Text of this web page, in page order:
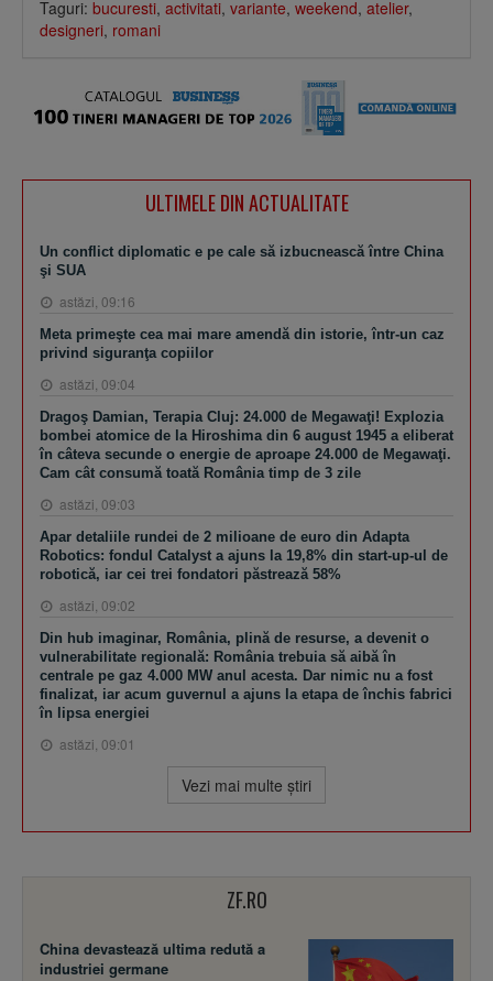
Taguri: bucuresti, activitati, variante, weekend, atelier,
designeri, romani
ULTIMELE DIN ACTUALITATE
Un conflict diplomatic e pe cale să izbucnească între China
şi SUA
astăzi, 09:16
Meta primeşte cea mai mare amendă din istorie, într-un caz
privind siguranţa copiilor
astăzi, 09:04
Dragoş Damian, Terapia Cluj: 24.000 de Megawaţi! Explozia
bombei atomice de la Hiroshima din 6 august 1945 a eliberat
în câteva secunde o energie de aproape 24.000 de Megawaţi.
Cam cât consumă toată România timp de 3 zile
astăzi, 09:03
Apar detaliile rundei de 2 milioane de euro din Adapta
Robotics: fondul Catalyst a ajuns la 19,8% din start-up-ul de
robotică, iar cei trei fondatori păstrează 58%
astăzi, 09:02
Din hub imaginar, România, plină de resurse, a devenit o
vulnerabilitate regională: România trebuia să aibă în
centrale pe gaz 4.000 MW anul acesta. Dar nimic nu a fost
finalizat, iar acum guvernul a ajuns la etapa de închis fabrici
în lipsa energiei
astăzi, 09:01
Vezi mai multe ştiri
ZF.RO
China devastează ultima redută a
industriei germane